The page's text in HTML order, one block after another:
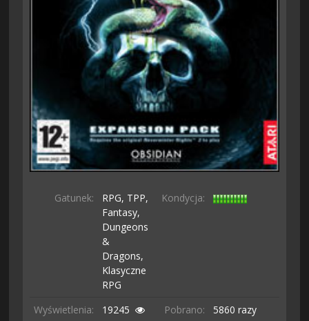
Gatunek: RPG, TPP,
Fantasy,
Dungeons
&
Dragons,
Klasyczne
RPG
Kondycja:
Wyświetlenia: 19245 Pobrano:
5860 razy